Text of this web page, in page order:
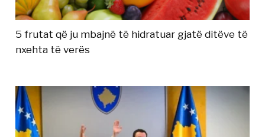
5 frutat që ju mbajnë të hidratuar gjatë ditëve të
nxehta të verës